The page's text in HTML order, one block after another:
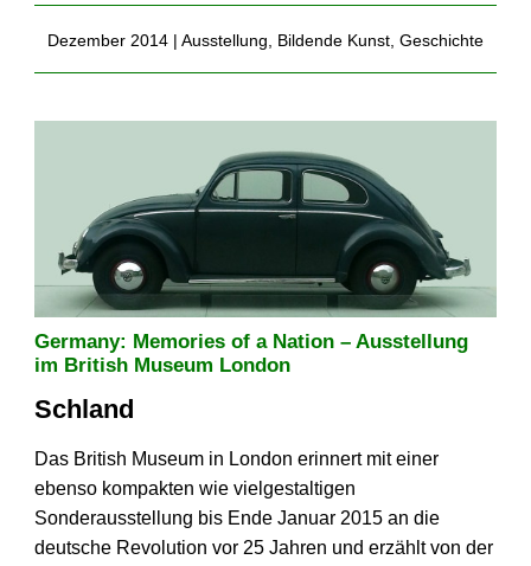
Dezember 2014 | Ausstellung Bildende Kunst, Geschichte
Germany: Memories of a Nation – Ausstellung
im British Museum London
Schland
Das British Museum in London erinnert mit einer
ebenso kompakten wie vielgestaltigen
Sonderausstellung bis Ende Januar 2015 an die
deutsche Revolution vor 25 Jahren und erzählt von der